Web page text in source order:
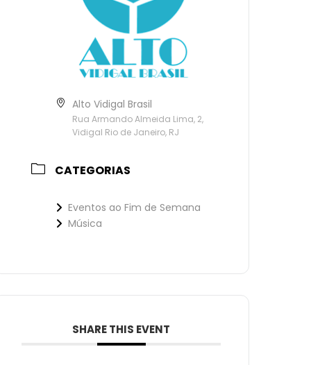
Alto Vidigal Brasil
Rua Armando Almeida Lima, 2,
Vidigal Rio de Janeiro, RJ
CATEGORIAS
Eventos ao Fim de Semana
Música
SHARE THIS EVENT